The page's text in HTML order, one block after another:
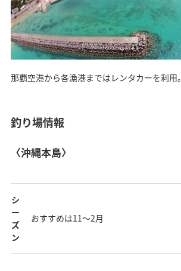
那覇空港から各漁港まではレンタカーを利用。
釣り場情報
〈沖縄本島〉
シ
ー
ズ
ン
おすすめは11～2月